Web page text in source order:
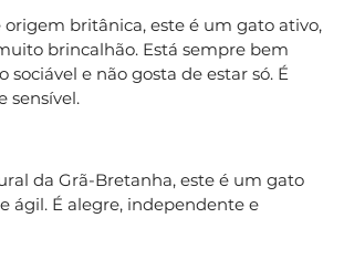
origem britânica, este é um gato ativo,
brincalhão. Está sempre bem
sociável e não gosta de estar só. É
sensível.
da Grã-Bretanha, este é um gato
ágil. É alegre, independente e